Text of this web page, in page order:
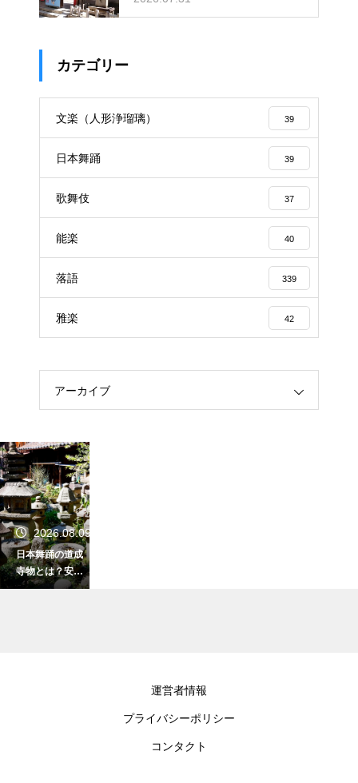
カテゴリー
文楽（人形浄瑠璃） 39
日本舞踊 39
歌舞伎 37
能楽 40
落語 339
雅楽 42
アーカイブ
2026.08.09
日本舞踊の道成
寺物とは？安珍
清姫伝説を題材
運営者情報
プライバシーポリシー
コンタクト